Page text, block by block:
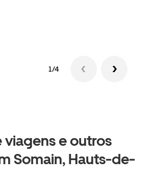
1/4
viagens e outros
Somain, Hauts-de-